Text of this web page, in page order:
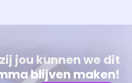
jou kunnen we dit
blijven maken!